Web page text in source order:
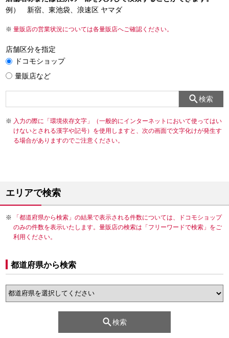
例） 新宿、東池袋、浪速区 ヤマダ
量販店の営業状況については各量販店へご確認ください。
店舗区分を指定
ドコモショップ
量販店など
検索
入力の際に「環境依存文字」（一般的にインターネットにおいて使ってはい
けないとされる漢字や記号）を使用しますと、次の画面で文字化けが発生す
る場合がありますのでご注意ください。
エリアで検索
「都道府県から検索」の結果で表示される件数については、ドコモショップ
のみの件数を表示いたします。量販店の検索は「フリーワードで検索」をご
利用ください。
都道府県から検索
検索